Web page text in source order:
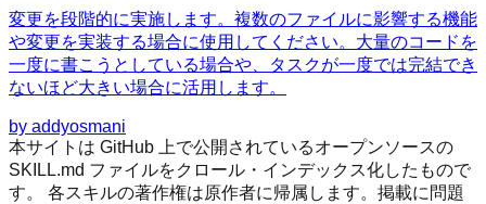
変更を段階的に実施します。複数のファイルに影響する機能
や変更を実装する場合に使用してください。大量のコードを
一度に書こうとしている場合や、タスクが一度では完結でき
ないほど大きい場合に活用します。
by addyosmani
本サイトは GitHub 上で公開されているオープンソースの
SKILL.md ファイルをクロール・インデックス化したもので
す。 各スキルの著作権は原作者に帰属します。掲載に問題